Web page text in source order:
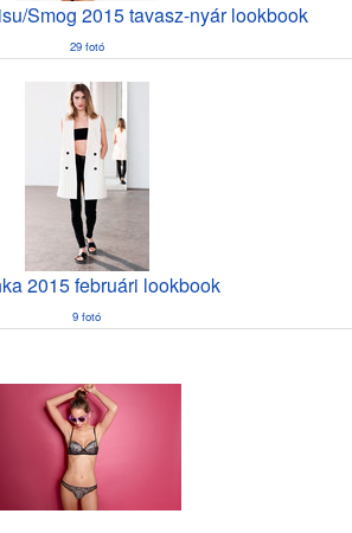
Smog 2015 tavasz-nyár lookbook
29 fotó
2015 februári lookbook
9 fotó